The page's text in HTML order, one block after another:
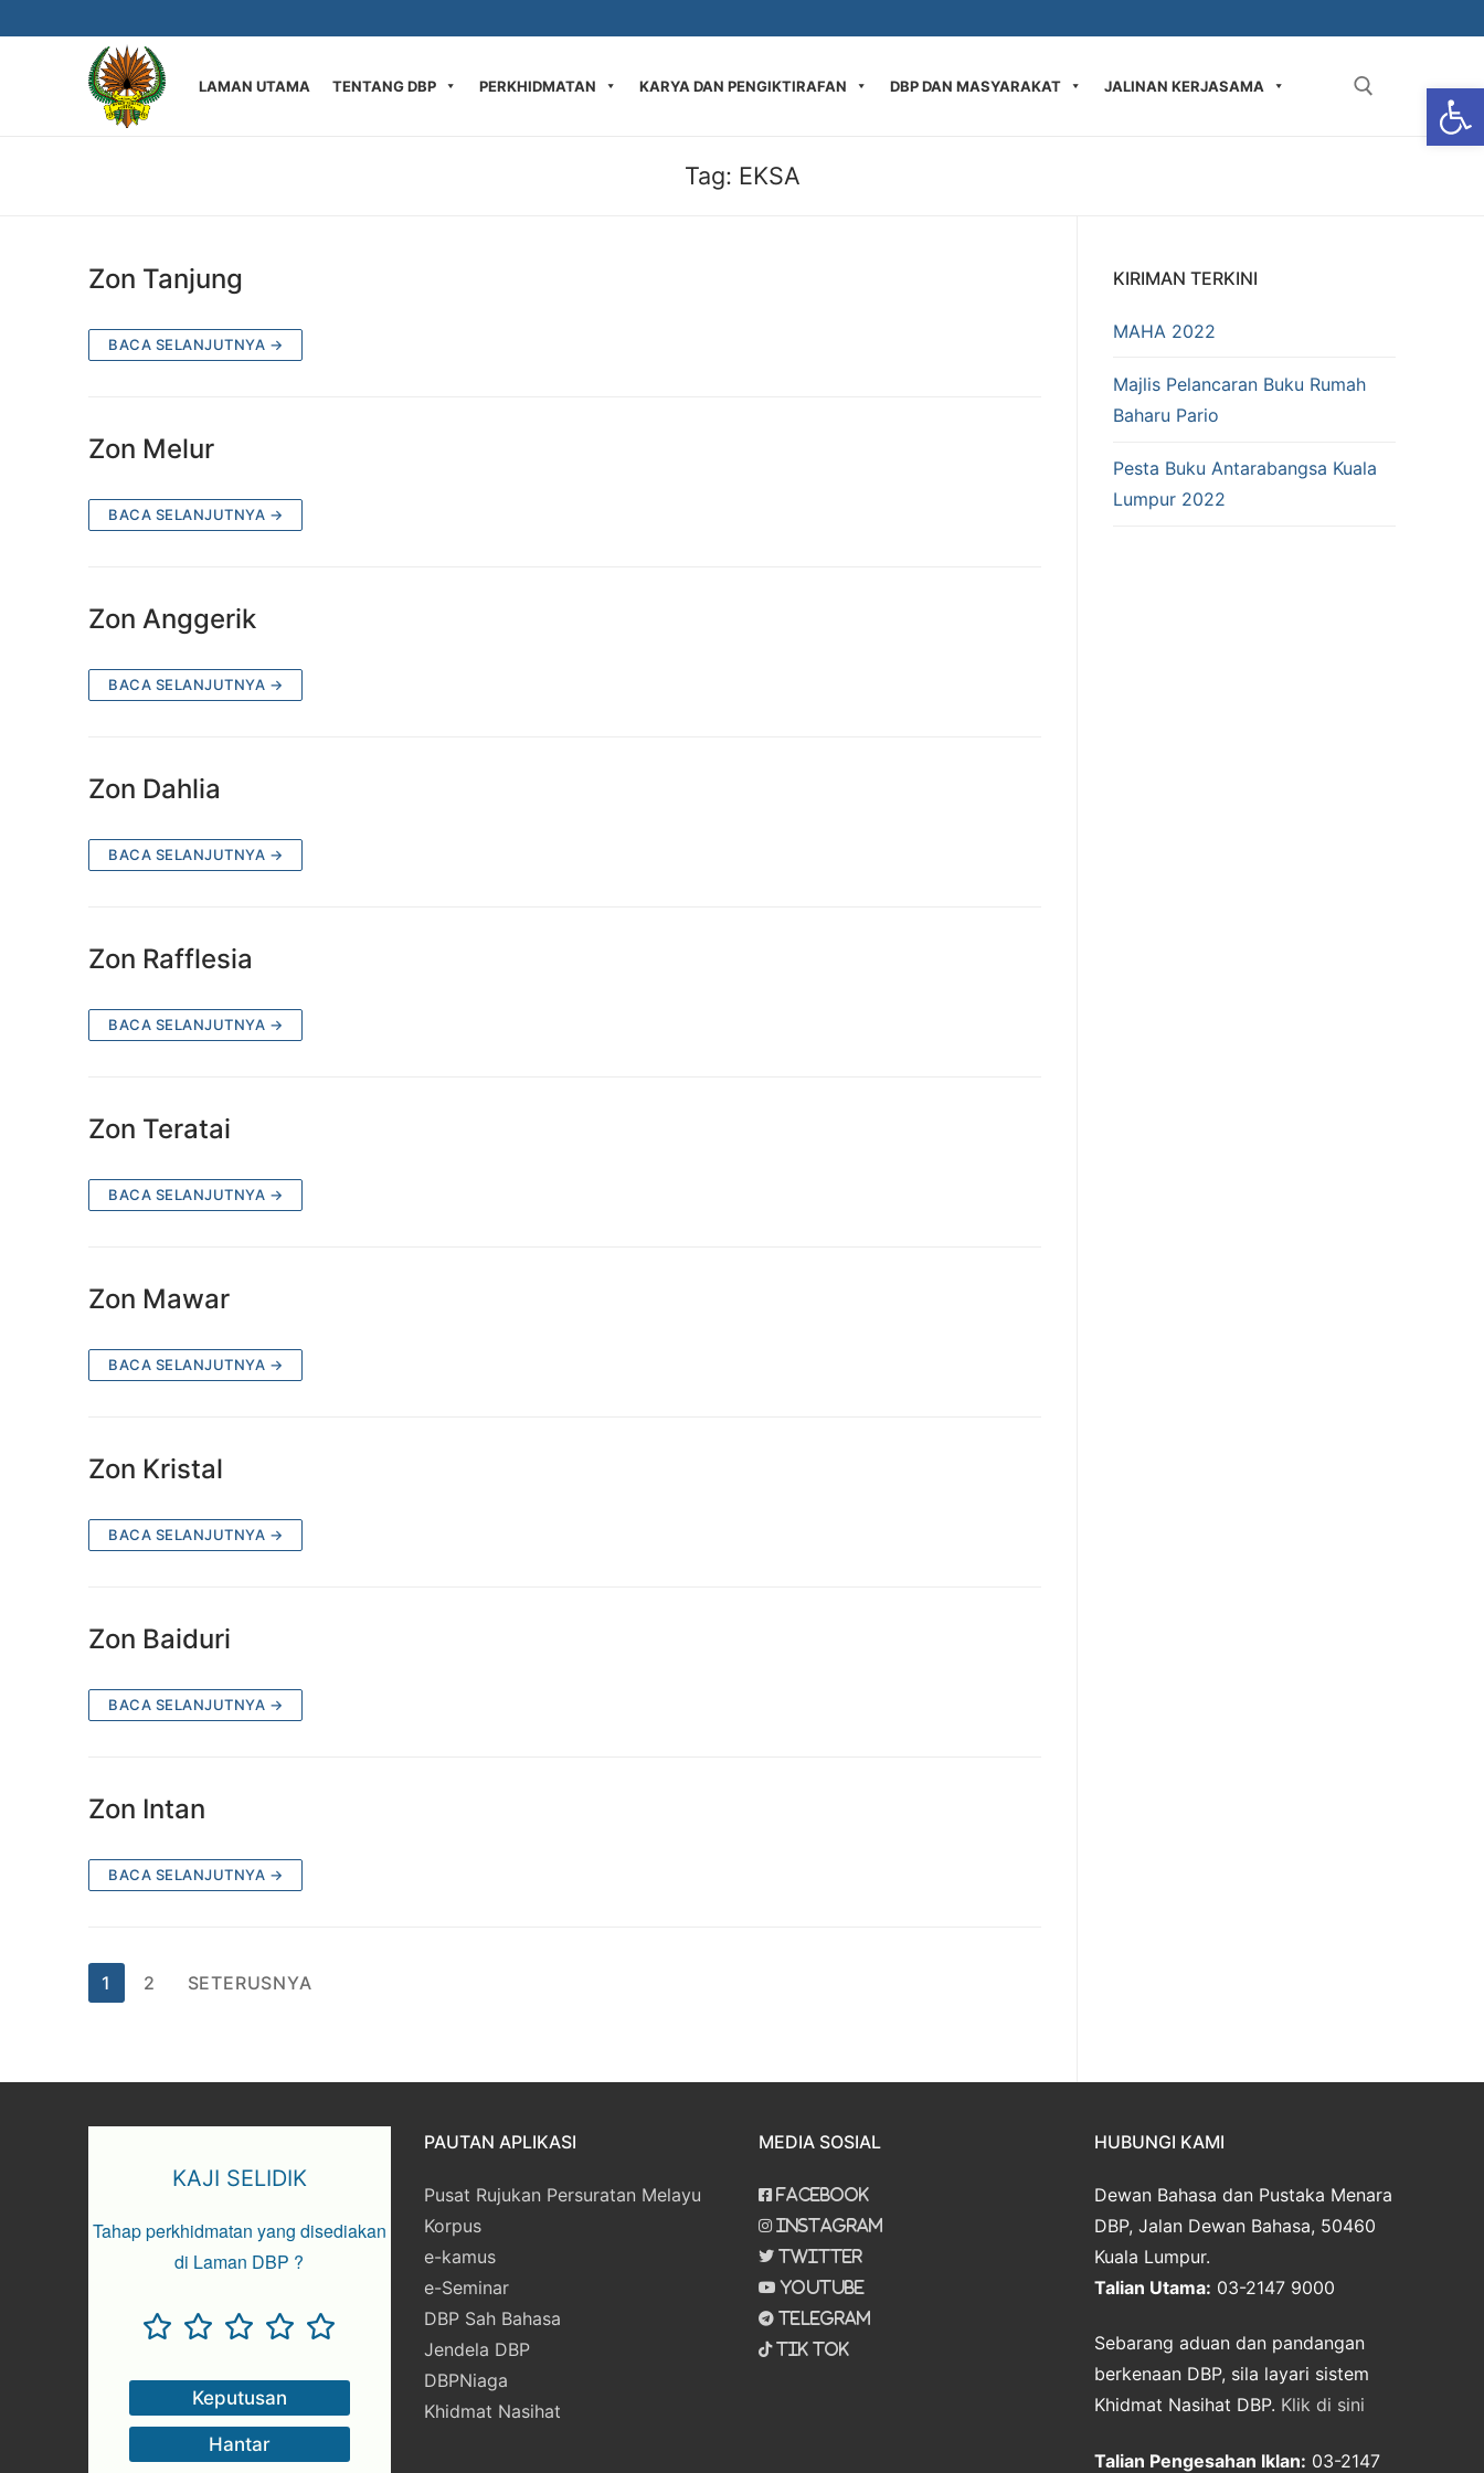
LAMAN UTAMA TENTANG DBP PERKHIDMATAN KARYA DAN PENGIKTIRAFAN DBP DAN MASYARAKAT JALINAN KERJASAMA
Tag: EKSA
Zon Tanjung
BACA SELANJUTNYA →
Zon Melur
BACA SELANJUTNYA →
Zon Anggerik
BACA SELANJUTNYA →
Zon Dahlia
BACA SELANJUTNYA →
Zon Rafflesia
BACA SELANJUTNYA →
Zon Teratai
BACA SELANJUTNYA →
Zon Mawar
BACA SELANJUTNYA →
Zon Kristal
BACA SELANJUTNYA →
Zon Baiduri
BACA SELANJUTNYA →
Zon Intan
BACA SELANJUTNYA →
1 2 SETERUSNYA
KIRIMAN TERKINI
MAHA 2022​
Majlis Pelancaran Buku Rumah
Baharu Pario
Pesta Buku Antarabangsa Kuala
Lumpur 2022
KAJI SELIDIK
Tahap perkhidmatan yang disediakan
di Laman DBP ?
PAUTAN APLIKASI
Pusat Rujukan Persuratan Melayu
Korpus
e-kamus
e-Seminar
DBP Sah Bahasa
Jendela DBP
DBPNiaga
Khidmat Nasihat
MEDIA SOSIAL
Facebook
Instagram
Twitter
Youtube
Telegram
Tik Tok
HUBUNGI KAMI
Dewan Bahasa dan Pustaka Menara
DBP, Jalan Dewan Bahasa, 50460
Kuala Lumpur.
Talian Utama: 03-2147 9000
Sebarang aduan dan pandangan
berkenaan DBP, sila layari sistem
Khidmat Nasihat DBP. Klik di sini
Talian Pengesahan Iklan: 03-2147